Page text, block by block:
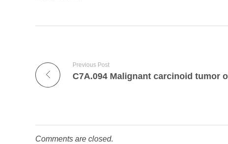
Previous Post
Comments are closed.